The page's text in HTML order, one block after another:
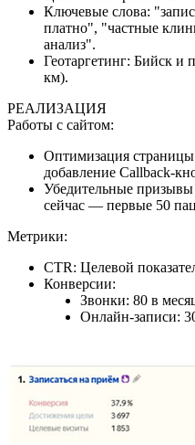
Ключевые слова:
платно", "частные
анализ".
Геотаргетинг: Бийск и
км).
РЕАЛИЗАЦИЯ
Работы с сайтом:
Оптимизация
добавление Callback-
Убедительные
сейчас — первые 50
Метрики:
CTR: Целевой
Конверсии:
Звонки: 80 в
Онлайн-записи: